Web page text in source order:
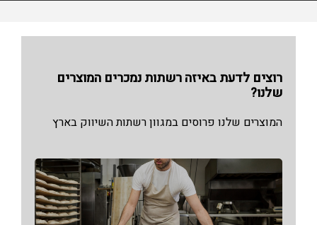
רוצים לדעת באיזה רשתות נמכרים המוצרים
שלנו?
המוצרים שלנו פרוסים במגוון רשתות השיווק בארץ